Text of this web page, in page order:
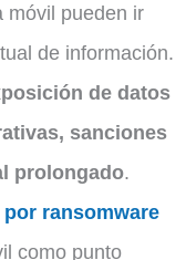
móvil pueden ir
de información.
de datos
sanciones
prolongado.
ransomware
como punto